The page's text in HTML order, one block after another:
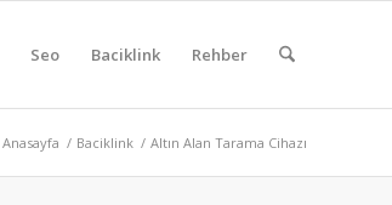
Seo Baciklink Rehber
Anasayfa / Baciklink / Altın Alan Tarama Cihazı